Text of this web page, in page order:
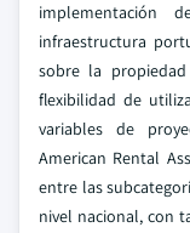
implementación
infraestructura
sobre la
flexibilidad de
variables de
American Rental
entre las
nivel nacional, con